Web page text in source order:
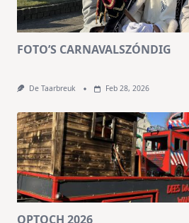
FOTO’S CARNAVALSZÓNDIG
De Taarbreuk Feb 28, 2026
OPTOCH 2026